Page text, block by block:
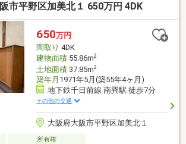
市平野区加美北１ 650万円 4DK
650万円
間取り 4DK
建物面積55.86m2
土地面積37.85m2
築年月 1971年5月(築55年4ヶ月)
地下鉄千日前線 南巽駅 徒歩7分
その他の交通
大阪府大阪市平野区加美北１
所有権